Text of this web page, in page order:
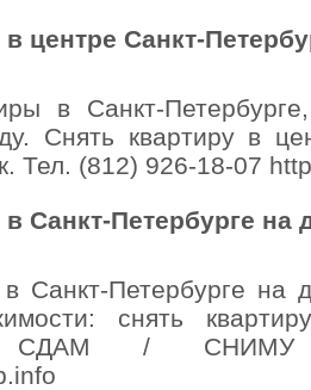
центре Санкт-
в Санкт-
Снять квартиру в
Тел. (812) 926-18-07
в Санкт-Петербурге на
в Санкт-Петербурге на
снять
СДАМ / СНИМУ